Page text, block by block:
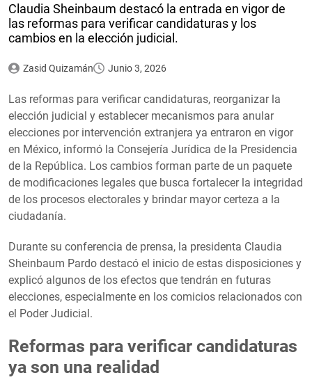
Claudia Sheinbaum destacó la entrada en vigor de
las reformas para verificar candidaturas y los
cambios en la elección judicial.
Zasid Quizamán Junio 3, 2026
Las reformas para verificar candidaturas, reorganizar la
elección judicial y establecer mecanismos para anular
elecciones por intervención extranjera ya entraron en vigor
en México, informó la Consejería Jurídica de la Presidencia
de la República. Los cambios forman parte de un paquete
de modificaciones legales que busca fortalecer la integridad
de los procesos electorales y brindar mayor certeza a la
ciudadanía.
Durante su conferencia de prensa, la presidenta Claudia
Sheinbaum Pardo destacó el inicio de estas disposiciones y
explicó algunos de los efectos que tendrán en futuras
elecciones, especialmente en los comicios relacionados con
el Poder Judicial.
Reformas para verificar candidaturas
ya son una realidad